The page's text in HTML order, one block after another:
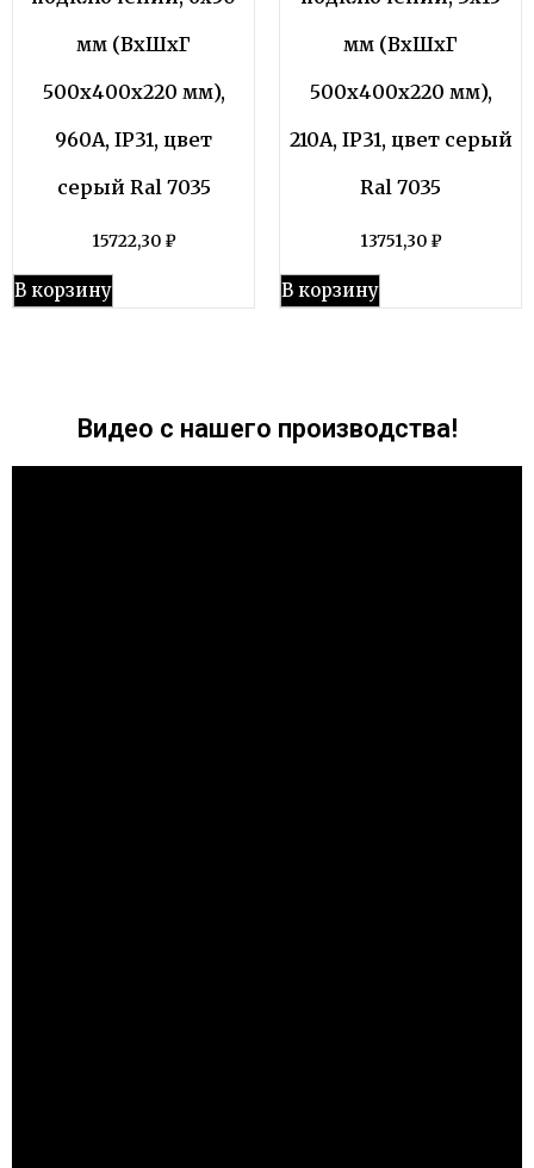
мм (ВхШхГ
500х400х220 мм),
960А, IP31, цвет
серый Ral 7035
15722,30 ₽
В корзину
мм (ВхШхГ
500х400х220 мм),
210А, IP31, цвет серый
Ral 7035
13751,30 ₽
В корзину
Видео с нашего производства!